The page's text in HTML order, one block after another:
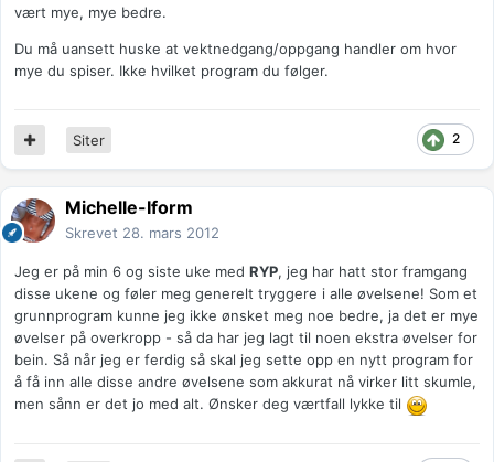
vært mye, mye bedre.
Du må uansett huske at vektnedgang/oppgang handler om hvor
mye du spiser. Ikke hvilket program du følger.
2
Siter
Michelle-Iform
Skrevet 28. mars 2012
Jeg er på min 6 og siste uke med RYP, jeg har hatt stor framgang
disse ukene og føler meg generelt tryggere i alle øvelsene! Som et
grunnprogram kunne jeg ikke ønsket meg noe bedre, ja det er mye
øvelser på overkropp - så da har jeg lagt til noen ekstra øvelser for
bein. Så når jeg er ferdig så skal jeg sette opp en nytt program for
å få inn alle disse andre øvelsene som akkurat nå virker litt skumle,
men sånn er det jo med alt. Ønsker deg værtfall lykke til